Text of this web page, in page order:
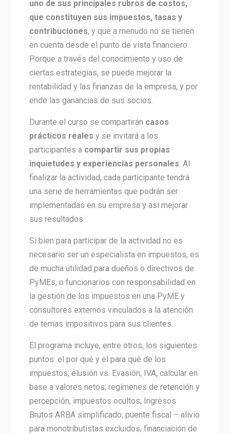
uno de sus principales rubros de costos,
que constituyen sus impuestos, tasas y
contribuciones, y que a menudo no se tienen
en cuenta desde el punto de vista financiero.
Porque a través del conocimiento y uso de
ciertas estrategias, se puede mejorar la
rentabilidad y las finanzas de la empresa, y por
ende las ganancias de sus socios.
Durante el curso se compartirán casos
prácticos reales y se invitará a los
participantes a compartir sus propias
inquietudes y experiencias personales. Al
finalizar la actividad, cada participante tendrá
una serie de herramientas que podrán ser
implementadas en su empresa y así mejorar
sus resultados.
Si bien para participar de la actividad no es
necesario ser un especialista en impuestos, es
de mucha utilidad para dueños o directivos de
PyMEs, o funcionarios con responsabilidad en
la gestión de los impuestos en una PyME y
consultores externos vinculados a la atención
de temas impositivos para sus clientes.
El programa incluye, entre otros, los siguientes
puntos: el por qué y el para qué de los
impuestos; elusión vs. Evasión; IVA, calcular en
base a valores netos; regímenes de retención y
percepción, impuestos ocultos; Ingresos
Brutos ARBA simplificado; puente fiscal – alivio
para monotributistas excluidos; financiación de